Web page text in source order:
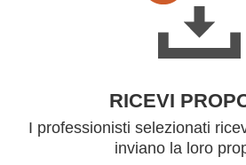
RICEVI
I professionisti selezionati
inviano la loro